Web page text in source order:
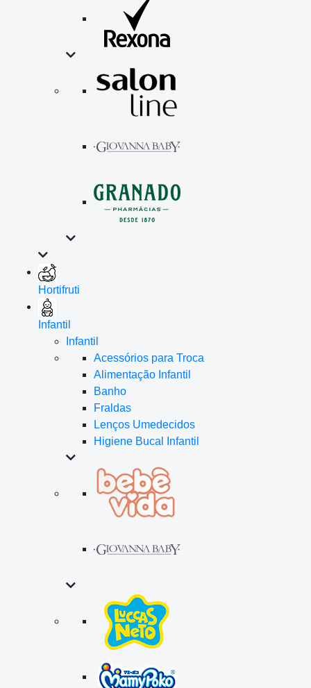
Hortifruti
Infantil
Infantil
Acessórios para Troca
Alimentação Infantil
Banho
Fraldas
Lenços Umedecidos
Higiene Bucal Infantil